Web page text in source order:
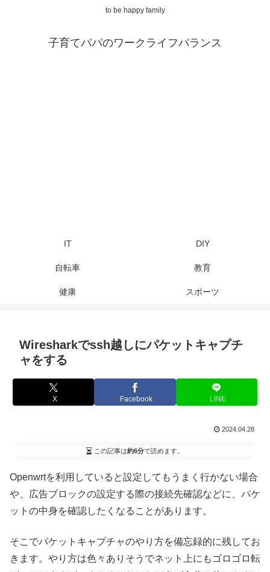
to be happy family
子育てパパのワークライフバランス
IT DIY
自転車 教育
健康 スポーツ
Wiresharkでssh越しにパケットキャプチ
ャをする
X Facebook LINE
2024.04.28
この記事は約6分で読めます。
Openwrtを利用していると設定してもうまく行かない場合
や、広告ブロックの設定する際の接続先確認などに、パケ
ットの中身を確認したくなることがあります。
そこでパケットキャプチャのやり方を備忘録的に残してお
きます。やり方は色々ありそうでネット上にもゴロゴロ転